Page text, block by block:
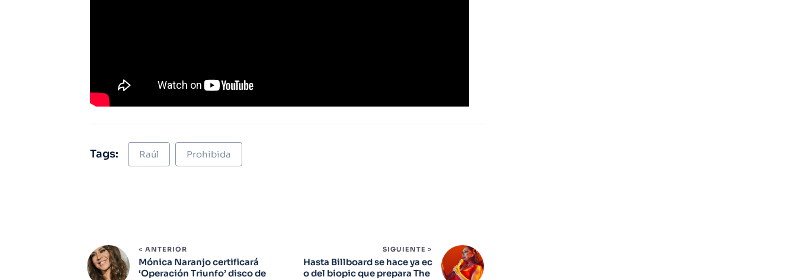
Tags: Raúl Prohibida
< ANTERIOR
Mónica Naranjo certificará
‘Operación Triunfo’ disco de
SIGUIENTE >
Hasta Billboard se hace ya ec
o del biopic que prepara The